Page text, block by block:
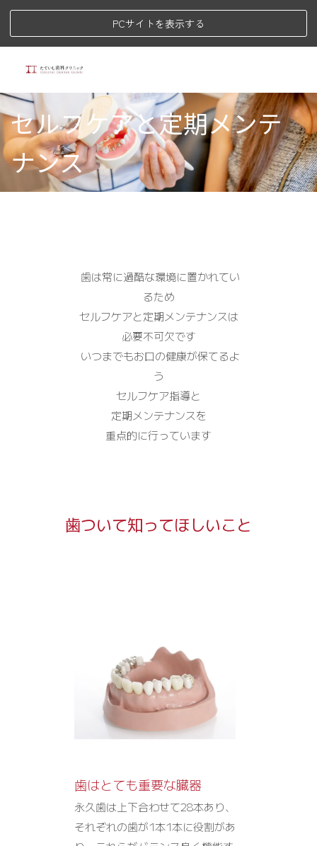
PCサイトを表示する
セルフケアと定期メンテ
ナンス
歯は常に過酷な環境に置かれてい
るため
セルフケアと定期メンテナンスは
必要不可欠です
いつまでもお口の健康が保てるよ
う
セルフケア指導と
定期メンテナンスを
重点的に行っています
歯ついて知ってほしいこと
歯はとても重要な臓器
永久歯は上下合わせて28本あり、
それぞれの歯が1本1本に役割があ